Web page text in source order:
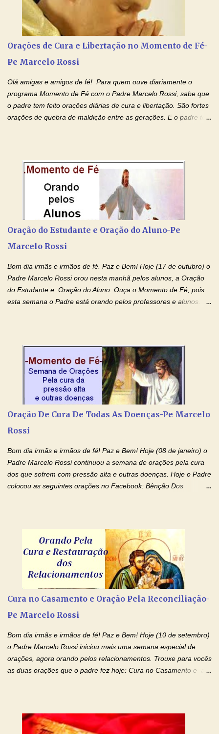
Amados, durante toda esta semana vamos orar pelos nossos
pais. Vamos dedicar um dia para os pais mais idosos, pais que
estão doentes, pais que estão longe dos filhos, pais que já são
falecidos, pais que tem problemas com vícios, enfim, vamos orar
Orações de Cura e Libertação no Momento de Fé-
Pe Marcelo Rossi
Olá amigas e amigos de fé! Para quem ouve diariamente o
programa Momento de Fé com o Padre Marcelo Rossi, sabe que
o padre tem feito orações diárias de cura e libertação. São fortes
orações de quebra de maldição entre as gerações. E o padre tem
por estas valiosas orações. Tenham um lindo fim de semana na
paz de Jesus Cristo e no amor de Maria Santíssima. Adriana-
Devoção e Fé Clique para acessar: Facebook Padre Marcelo
Rossi Site Padre Marcelo Rossi (para ouvir o Momento de Fé)
Tocai, Cura! E Restaura! "Jesus, no poder de Seu Nome, peço
gerações, através de todas as raízes da minha árvore
genealógica. Que o Sangue de Jesus, purificador e vivificante,
Oração do Estudante e Oração do Aluno-Pe
Marcelo Rossi
Bom dia irmãs e irmãos de fé. Paz e Bem! Hoje (17 de outubro) o
Padre Marcelo Rossi orou nesta manhã pelos alunos, a Oração
do Estudante e Oração do Aluno. Ouça o Momento de Fé, pois
esta semana o Padre está orando pelos professores e alunos.
intelectualmente e espiritualmente para o dia da prova. Confie no
amor Ágape de Jesus e no amor materno de Nossa Senhora.
Fique com a paz de Jesus e o amor de Maria! Adriana-Devoção e
Fé Oração do Estudante I Senhor, eu sou estudante, e por sinal,
inteligente. Prova isto é o fato de eu estar aqui, conversando com
de estudar. Mas, como o Senhor sabe, a vida de estudante nem
sempre é fácil. A rotina cansa e o aprender exige uma série de
Oração De Cura De Todas As Doenças-Pe Marcelo
Rossi
Bom dia irmãs e irmãos de fé! Paz e Bem! Hoje (08 de janeiro) o
Padre Marcelo Rossi continuou a semana de orações pela cura
dos que sofrem com pressão alta e outras doenças. Hoje o Padre
colocou as seguintes orações no Facebook: Bênção Dos
Senhora! Adriana-Devoção e Fé Bênção Dos Enfermos O Senhor
Jesus esteja ao vosso lado, para vos defender, dentro de vós,
para vos conservar; diante de vós, pra vos conduzir; atrás de vós
para vos guardar; acima de vós, para vos abençoar. Ele que vive
e reina pelos séculos dos séculos. Amém! Oração De Cura De
Nome † (sinal da cruz), que está acima de todo Nome, que todos
os padrões de enfermidade física transmitidos em minha linha de
os laços...
Cura no Casamento e Oração Pela Reconciliação-
Pe Marcelo Rossi
Bom dia irmãs e irmãos de fé! Paz e Bem! Hoje (10 de setembro)
o Padre Marcelo Rossi iniciou mais uma semana especial de
orações, agora orando pelos relacionamentos. Trouxe para vocês
as duas orações que o padre fez hoje: Cura no Casamento e a
com o Momento de Fé. Que Deus abençoe e que todo
relacionamento seja fortalecido e curado no amor Ágape de